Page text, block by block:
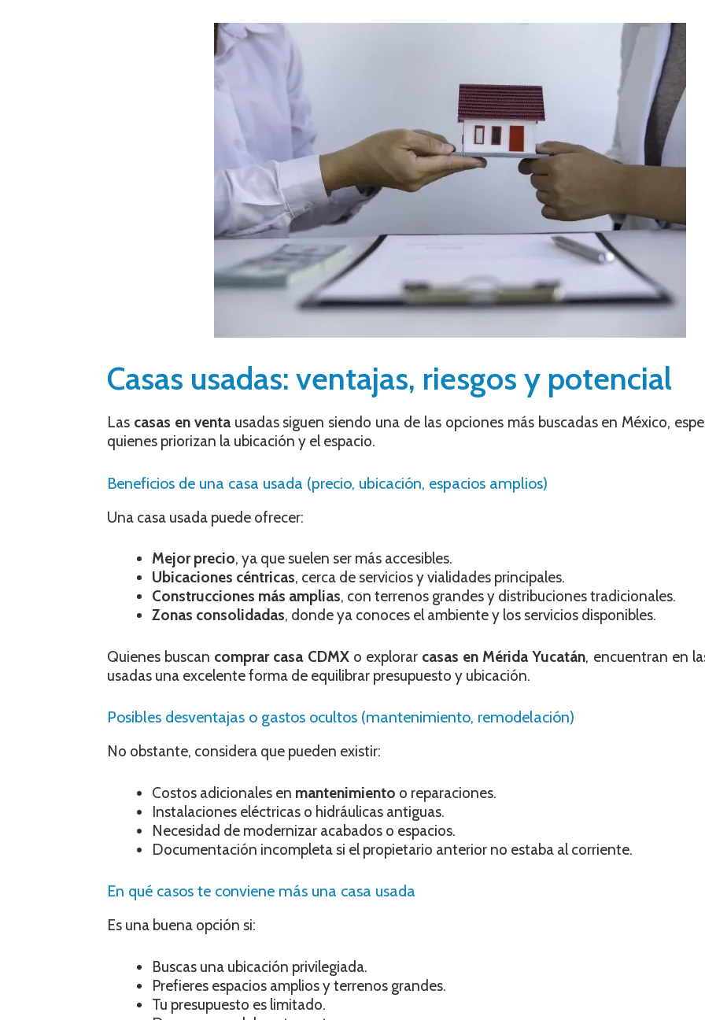
Casas usadas: ventajas, riesgos y potencial
Las casas en ventausadas siguen siendo una de las opciones más buscadas en México,
quienes priorizan la ubicación y el espacio.
Beneficios de una casa usada (precio, ubicación, espacios amplios)
Una casa usada puede ofrecer:
Mejor precio, ya que suelen ser más accesibles.
Ubicaciones céntricas, cerca de servicios y vialidades principales.
Construcciones más amplias, con terrenos grandes y distribuciones tradicionales.
Zonas consolidadas, donde ya conoces el ambiente y los servicios disponibles.
Quienes buscan comprar casa CDMXo explorar casas en Mérida Yucatán, encuentran en
usadas una excelente forma de equilibrar presupuesto y ubicación.
Posibles desventajas o gastos ocultos (mantenimiento, remodelación)
No obstante, considera que pueden existir:
Costos adicionales en mantenimiento o reparaciones.
Instalaciones eléctricas o hidráulicas antiguas.
Necesidad de modernizar acabados o espacios.
Documentación incompleta si el propietario anterior no estaba al corriente.
En qué casos te conviene más una casa usada
Es una buena opción si:
Buscas una ubicación privilegiada.
Prefieres espacios amplios y terrenos grandes.
Tu presupuesto es limitado.